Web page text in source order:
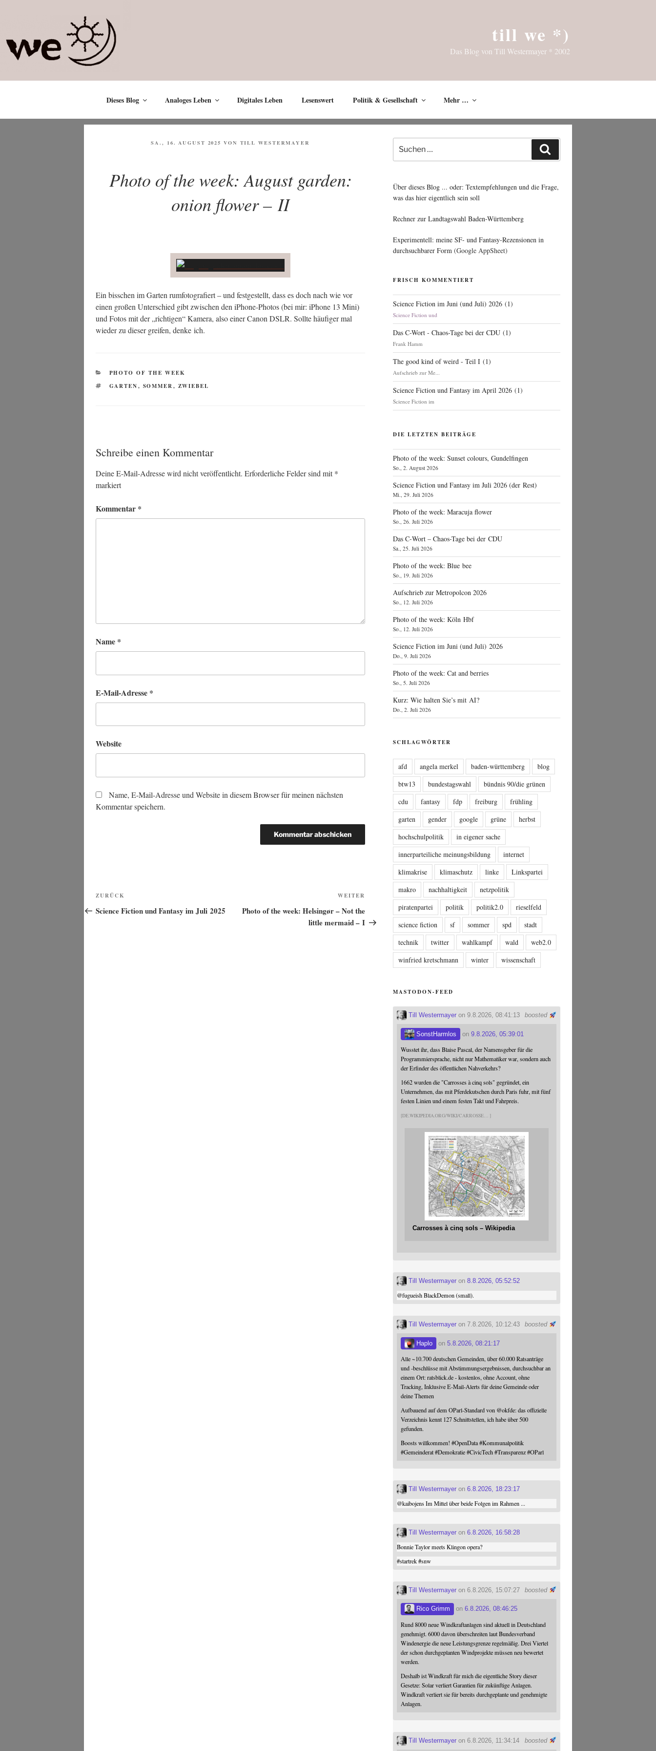
till we *)
Das Blog von Till Westermayer * 2002
Dieses Blog Analoges Leben Digitales Leben Lesenswert Politik & Gesellschaft Mehr …
VERÖFFENTLICHT
SA., 16. AUGUST 2025 VON TILL WESTERMAYER
Photo of the week: August garden:
onion flower – II
Ein biss­chen im Gar­ten rum­fo­to­gra­fiert – und fest­ge­stellt, dass es doch nach wie vor
einen gro­ßen Unter­schied gibt zwi­schen den iPho­ne-Pho­tos (bei mir: iPho­ne 13 Mini)
und Fotos mit der „rich­ti­gen“ Kame­ra, also einer Canon DSLR. Soll­te häu­fi­ger mal
wie­der zu die­ser grei­fen, den­ke ich.
KATEGORIEN
PHOTO OF THE WEEK
SCHLAGWÖRTER
GARTEN, SOMMER, ZWIEBEL
Schreibe einen Kommentar
Deine E-Mail-Adresse wird nicht veröffentlicht. Erforderliche Felder sind mit*
markiert
Kommentar *
Name *
E-Mail-Adresse *
Website
Name, E-Mail-Adresse und Website in diesem Browser für meinen nächsten
Kommentar speichern.
Beitragsnavigation
Vorheriger
Beitrag
ZURÜCK
Science Fiction und Fantasy im Juli 2025
Nächster
WEITER
Photo of the week: Helsingør – Not the
little mermaid – I
nach:
Über dieses Blog ... oder: Textempfehlungen und die Frage,
was das hier eigentlich sein soll
Rechner zur Landtagswahl Baden-Württemberg
Experimentell: meine SF- und Fantasy-Rezensionen in
durchsuchbarer Form (Google AppSheet)
FRISCH KOMMENTIERT
Science Fiction im Juni (und Juli) 2026 (1)
Science Fiction und
Das C-Wort - Chaos-Tage bei der CDU (1)
Frank Hamm
The good kind of weird - Teil I (1)
Aufschrieb zur Me...
Science Fiction und Fantasy im April 2026 (1)
Science Fiction im
DIE LETZTEN BEITRÄGE
Photo of the week: Sunset colours, Gundelfingen
So., 2. August 2026
Science Fiction und Fantasy im Juli 2026 (der Rest)
Mi., 29. Juli 2026
Photo of the week: Maracuja flower
So., 26. Juli 2026
Das C‑Wort – Chaos-Tage bei der CDU
Sa., 25. Juli 2026
Photo of the week: Blue bee
So., 19. Juli 2026
Aufschrieb zur Metropolcon 2026
So., 12. Juli 2026
Photo of the week: Köln Hbf
So., 12. Juli 2026
Science Fiction im Juni (und Juli) 2026
Do., 9. Juli 2026
Photo of the week: Cat and berries
So., 5. Juli 2026
Kurz: Wie halten Sie’s mit AI?
Do., 2. Juli 2026
SCHLAGWÖRTER
afd angela merkel baden-württemberg
blog
btw13
bundestagswahl
bündnis 90/die grünen
cdu
fantasy fdp freiburg
frühling
garten
gender google grüne
herbst
hochschulpolitik
in eigener sache
innerparteiliche meinungsbildung
internet
klimakrise
klimaschutz linke
Linkspartei
makro
nachhaltigkeit
netzpolitik
piratenpartei
politik politik2.0
rieselfeld
science fiction
sf sommer spd
stadt
technik
twitter wahlkampf wald
web2.0
winfried kretschmann
winter wissenschaft
MASTODON-FEED
boosted
Till Westermayer on 9.8.2026, 08:41:13
SonstHarmlos on9.8.2026, 05:39:01
Wusstet ihr, dass Blaise Pascal, der Namensgeber für die
Programmiersprache, nicht nur Mathematiker war, sondern auch
der Erfinder des öffentlichen Nahverkehrs?
1662 wurden die "Carrosses à cinq sols" gegründet, ein
Unternehmen, das mit Pferdekutschen durch Paris fuhr, mit fünf
festen Linien und einem festen Takt und Fahrpreis.
DE.WIKIPEDIA.ORG/WIKI/CARROSSE
Carrosses à cinq sols – Wikipedia
Till Westermayer on8.8.2026, 05:52:52
@fugueishBlackDemon (small).
boosted
Till Westermayer on 7.8.2026, 10:12:43
Haplo on5.8.2026, 08:21:17
Alle ~10.700 deutschen Gemeinden, über 60.000 Ratsanträge
und -beschlüsse mit Abstimmungsergebnissen, durchsuchbar an
einem Ort: ratsblick.de - kostenlos, ohne Account, ohne
Tracking, Inklusive E-Mail-Alerts für deine Gemeinde oder
deine Themen
Aufbauend auf dem OParl-Standard von @okfde: das offizielle
Verzeichnis kennt 127 Schnittstellen, ich habe über 500
gefunden.
Boosts willkommen!#OpenData #Kommunalpolitik
#Gemeinderat #Demokratie #CivicTech #Transparenz #OParl
Till Westermayer on6.8.2026, 18:23:17
@kaibojensIm Mittel über beide Folgen im Rahmen ...
Till Westermayer on6.8.2026, 16:58:28
Bonnie Taylor meets Klingon opera?
#startrek #snw
boosted
Till Westermayer on 6.8.2026, 15:07:27
Rico Grimm on6.8.2026, 08:46:25
Rund 8000 neue Windkraftanlagen sind aktuell in Deutschland
genehmigt. 6000 davon überschreiten laut Bundesverband
Windenergie die neue Leistungsgrenze regelmäßig. Drei Viertel
der schon durchgeplanten Windprojekte müssen neu bewertet
werden.
Deshalb ist Windkraft für mich die eigentliche Story dieser
Gesetze: Solar verliert Garantien für zukünftige Anlagen.
Windkraft verliert sie für bereits durchgeplante und genehmigte
Anlagen.
boosted
Till Westermayer on 6.8.2026, 11:34:14